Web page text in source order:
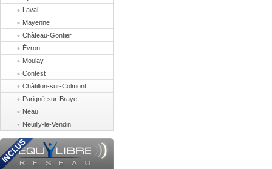
Laval
Mayenne
Château-Gontier
Évron
Moulay
Contest
Châtillon-sur-Colmont
Parigné-sur-Braye
Neau
Neuilly-le-Vendin